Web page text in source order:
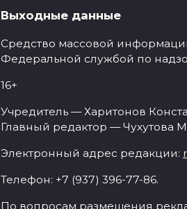
Выходные данные
Средство массовой
Федеральной службой по
16+
Учредитель — Харитонов
Главный редактор — Чухутова
Электронный адрес редакции:
Телефон: +7 (937) 396-77-86.
По вопросам размещения